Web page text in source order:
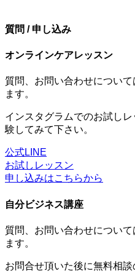
質問 / 申し込み
オンラインケアレッスン
質問、お問い合わせについ
ます。
インスタグラムでのお試し
験してみて下さい。
公式LINE
お試しレッスン
申し込みはこちらから
自分ビジネス講座
質問、お問い合わせについ
ます。
お問合せ頂いた後に無料相談